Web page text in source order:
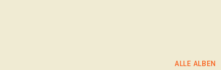
ALLE ALBEN